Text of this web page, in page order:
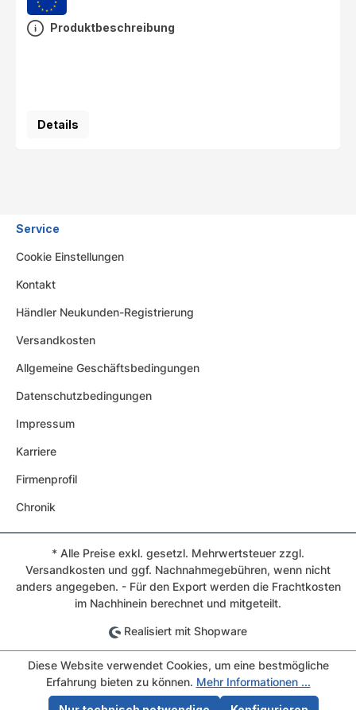
Produktbeschreibung
Details
Service
Cookie Einstellungen
Kontakt
Händler Neukunden-Registrierung
Versandkosten
Allgemeine Geschäftsbedingungen
Datenschutzbedingungen
Impressum
Karriere
Firmenprofil
Chronik
* Alle Preise exkl. gesetzl. Mehrwertsteuer zzgl.
Versandkosten und ggf. Nachnahmegebühren, wenn nicht
anders angegeben. - Für den Export werden die Frachtkosten
im Nachhinein berechnet und mitgeteilt.
Realisiert mit Shopware
Diese Website verwendet Cookies, um eine bestmögliche
Erfahrung bieten zu können. Mehr Informationen ...